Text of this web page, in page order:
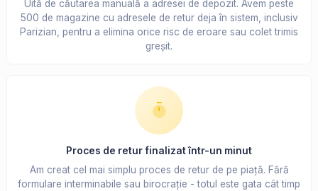
Uită de căutarea manuală a adresei de depozit. Avem peste
500 de magazine cu adresele de retur deja în sistem, inclusiv
Parizian, pentru a elimina orice risc de eroare sau colet trimis
greșit.
Proces de retur finalizat într-un minut
Am creat cel mai simplu proces de retur de pe piață. Fără
formulare interminabile sau birocrație - totul este gata cât timp